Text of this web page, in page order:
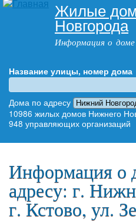
Перейти к
основному
содержанию
Жилые
Новгорода
Информация о доме
Адрес дома
Название улицы, номер дома
Дома по адресу
10986 жилых домов Нижнего
948 управляющих организаций
Информация о
адресу: г.
г. Кстово, ул.